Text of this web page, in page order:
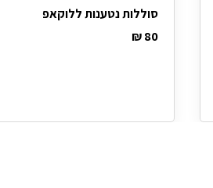
סוללות נטענות ללוקאפ
₪80